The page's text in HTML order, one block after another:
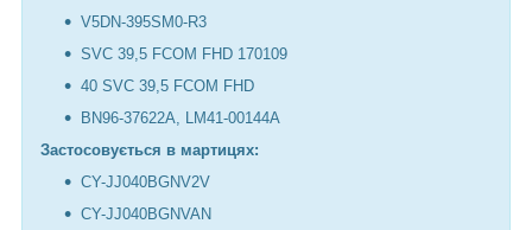
V5DN-395SM0-R3
SVC 39,5 FCOM FHD 170109
40 SVC 39,5 FCOM FHD
BN96-37622A, LM41-00144A
Застосовується в мартицях:
CY-JJ040BGNV2V
CY-JJ040BGNVAN